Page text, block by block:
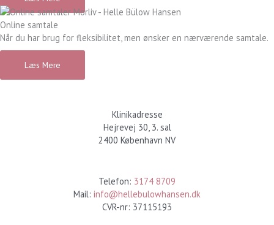
Online samtale
Når du har brug for fleksibilitet, men ønsker en nærværende samtale.
Læs Mere
Klinikadresse
Hejrevej 30, 3. sal
2400 København NV
Telefon: 3174 8709
Mail: info@hellebulowhansen.dk
CVR-nr: 37115193